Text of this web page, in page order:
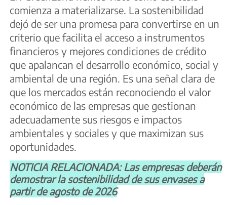
comienza a materializarse. La sostenibilidad
dejó de ser una promesa para convertirse en un
criterio que facilita el acceso a instrumentos
financieros y mejores condiciones de crédito
que apalancan el desarrollo económico, social y
ambiental de una región. Es una señal clara de
que los mercados están reconociendo el valor
económico de las empresas que gestionan
adecuadamente sus riesgos e impactos
ambientales y sociales y que maximizan sus
oportunidades.
NOTICIA RELACIONADA: Las empresas deberán
demostrar la sostenibilidad de sus envases a
partir de agosto de 2026